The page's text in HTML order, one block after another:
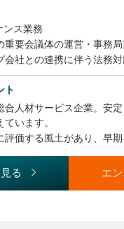
ンス業務
重要会議体の運営・事務
会社との連携に伴う法務
の管理・ガバナンス支援
の法務・労務相談対応
部専門家との連携
ライアンス業務
および社内制度・運用の整
ト
合人材サービス企業。安
います。
評価する風土があり、早期
る エ